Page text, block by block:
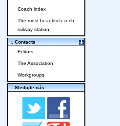
Coach index
The most beautiful czech
railway station
:. Contacts
Editors
The Association
Workgroups
:. Sledujte nás